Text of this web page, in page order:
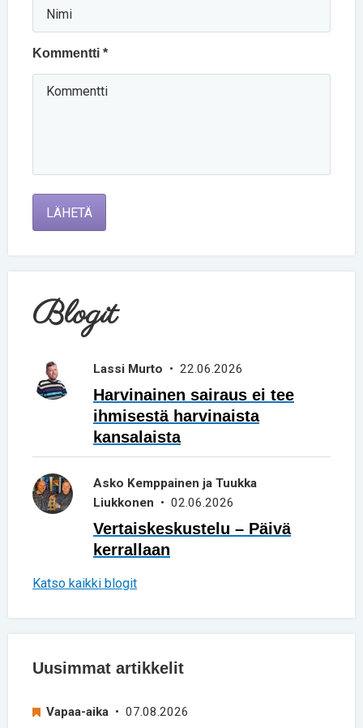
Kommentti *
LÄHETÄ
Blogit
Lassi Murto • 22.06.2026
Harvinainen sairaus ei tee
ihmisestä harvinaista
kansalaista
Asko Kemppainen ja Tuukka
Liukkonen • 02.06.2026
Vertaiskeskustelu – Päivä
kerrallaan
Katso kaikki blogit
Uusimmat artikkelit
Vapaa-aika • 07.08.2026